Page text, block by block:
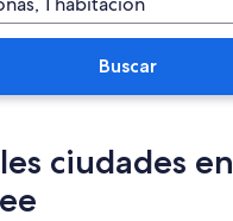
Buscar
ciudades en